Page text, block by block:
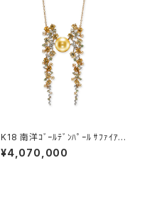
K18 南洋ｺﾞｰﾙﾃﾞﾝﾊﾟｰﾙ ｻﾌｧｲｱ ﾐ
ﾝﾄｶﾞｰﾈｯﾄ ﾀﾞｲﾔﾓﾝﾄﾞ ﾍﾟﾝﾀﾞﾝﾄﾈｯ
ｸﾚｽ
¥4,070,000